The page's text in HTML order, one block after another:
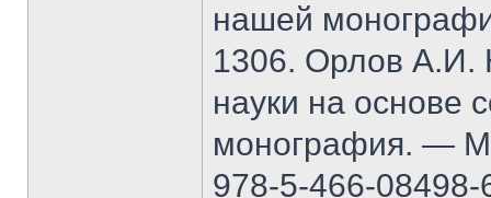
нашей
1306. Орлов А.И.
науки на основе
монография. —
978-5-466-